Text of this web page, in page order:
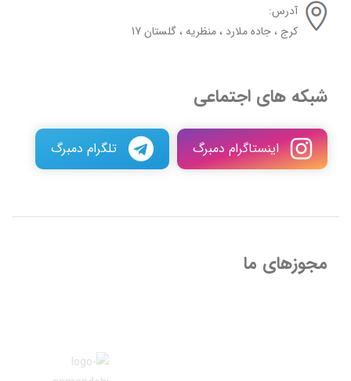
آدرس:
کرج ، جاده ملارد ، منظریه ، گلستان 17
شبکه های اجتماعی
اینستاگرام دمبرگ تلگرام دمبرگ
مجوزهای ما